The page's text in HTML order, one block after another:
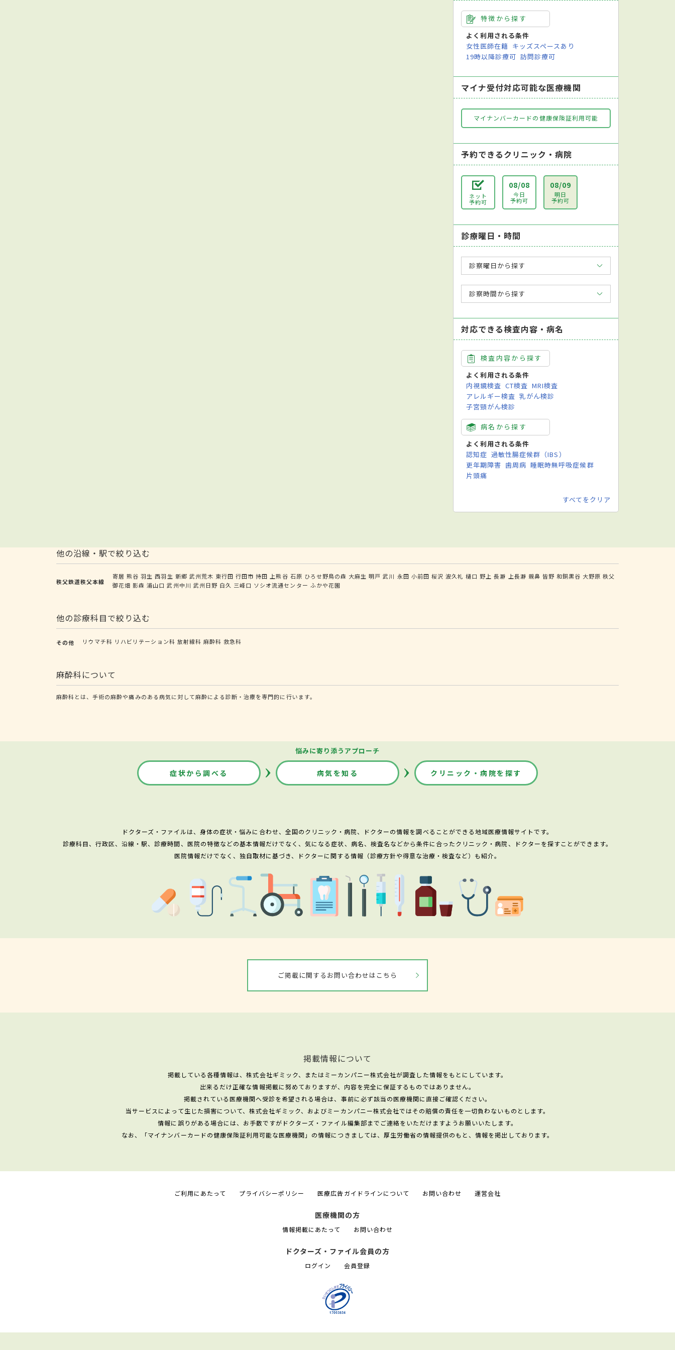
特徴から探す
よく利用される条件
女性医師在籍 キッズスペースあり
19時以降診療可 訪問診療可
マイナ受付対応可能な医療機関
マイナンバーカードの健康保険証利用可能
予約できるクリニック・病院
ネット
予約可
08/08
今日
予約可
08/09
明日
予約可
診療曜日・時間
診察曜日から探す
診察時間から探す
対応できる検査内容・病名
検査内容から探す
よく利用される条件
内視鏡検査 CT検査 MRI検査
アレルギー検査 乳がん検診
子宮頸がん検診
病名から探す
よく利用される条件
認知症 過敏性腸症候群（IBS）
更年期障害 歯周病 睡眠時無呼吸症候群
片頭痛
すべてをクリア
他の沿線・駅で絞り込む
秩父鉄道秩父本線
寄居 熊谷 羽生 西羽生 新郷 武州荒木 東行田 行田市 持田 上熊谷 石原 ひろせ野鳥の森 大麻生 明戸 武川 永田 小前田 桜沢 波久礼 樋口 野上 長瀞 上長瀞 親鼻 皆野 和銅黒谷 大野原 秩父
御花畑 影森 浦山口 武州中川 武州日野 白久 三峰口 ソシオ流通センター ふかや花園
他の診療科目で絞り込む
その他 リウマチ科 リハビリテーション科 放射線科 麻酔科 救急科
麻酔科について
麻酔科とは、手術の麻酔や痛みのある病気に対して麻酔による診断・治療を専門的に行います。
悩みに寄り添うアプローチ
症状から調べる 病気を知る クリニック・病院を探す
ドクターズ・ファイルは、身体の症状・悩みに合わせ、全国のクリニック・病院、ドクターの情報を調べることができる地域医療情報サイトです。
診療科目、行政区、沿線・駅、診療時間、医院の特徴などの基本情報だけでなく、気になる症状、病名、検査名などから条件に合ったクリニック・病院、ドクターを探すことができます。
医院情報だけでなく、独自取材に基づき、ドクターに関する情報（診療方針や得意な治療・検査など）も紹介。
ご掲載に関するお問い合わせはこちら
掲載情報について
掲載している各種情報は、株式会社ギミック、またはミーカンパニー株式会社が調査した情報をもとにしています。
出来るだけ正確な情報掲載に努めておりますが、内容を完全に保証するものではありません。
掲載されている医療機関へ受診を希望される場合は、事前に必ず該当の医療機関に直接ご確認ください。
当サービスによって生じた損害について、株式会社ギミック、およびミーカンパニー株式会社ではその賠償の責任を一切負わないものとします。
情報に誤りがある場合には、お手数ですがドクターズ・ファイル編集部までご連絡をいただけますようお願いいたします。
なお、「マイナンバーカードの健康保険証利用可能な医療機関」の情報につきましては、厚生労働省の情報提供のもと、情報を掲出しております。
ご利用にあたって プライバシーポリシー 医療広告ガイドラインについて お問い合わせ 運営会社
医療機関の方
情報掲載にあたって お問い合わせ
ドクターズ・ファイル会員の方
ログイン 会員登録